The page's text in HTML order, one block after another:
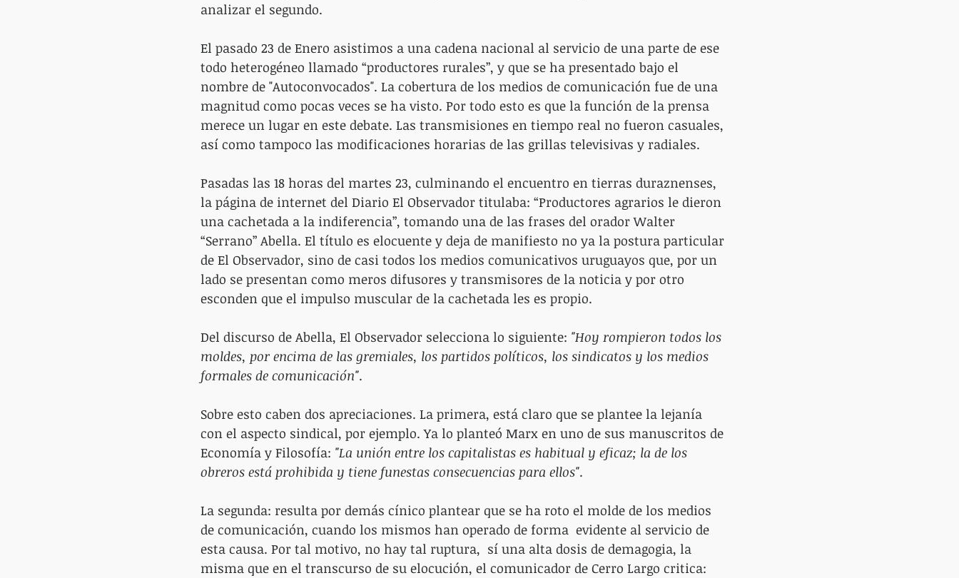
analizar el segundo.
El pasado 23 de Enero asistimos a una cadena nacional al servicio de una parte de ese
todo heterogéneo llamado “productores rurales”, y que se ha presentado bajo el
nombre de "Autoconvocados". La cobertura de los medios de comunicación fue de una
magnitud como pocas veces se ha visto. Por todo esto es que la función de la prensa
merece un lugar en este debate. Las transmisiones en tiempo real no fueron casuales,
así como tampoco las modificaciones horarias de las grillas televisivas y radiales.
Pasadas las 18 horas del martes 23, culminando el encuentro en tierras duraznenses,
la página de internet del Diario El Observador titulaba: “Productores agrarios le dieron
una cachetada a la indiferencia”, tomando una de las frases del orador Walter
“Serrano” Abella. El título es elocuente y deja de manifiesto no ya la postura particular
de El Observador, sino de casi todos los medios comunicativos uruguayos que, por un
lado se presentan como meros difusores y transmisores de la noticia y por otro
esconden que el impulso muscular de la cachetada les es propio.
Del discurso de Abella, El Observador selecciona lo siguiente: "Hoy rompieron todos los
moldes, por encima de las gremiales, los partidos políticos, los sindicatos y los medios
formales de comunicación".
Sobre esto caben dos apreciaciones. La primera, está claro que se plantee la lejanía
con el aspecto sindical, por ejemplo. Ya lo planteó Marx en uno de sus manuscritos de
Economía y Filosofía: "La unión entre los capitalistas es habitual y eficaz; la de los
obreros está prohibida y tiene funestas consecuencias para ellos".
La segunda: resulta por demás cínico plantear que se ha roto el molde de los medios
de comunicación, cuando los mismos han operado de forma  evidente al servicio de
esta causa. Por tal motivo, no hay tal ruptura,  sí una alta dosis de demagogia, la
misma que en el transcurso de su elocución, el comunicador de Cerro Largo critica: